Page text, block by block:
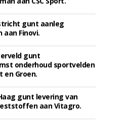
gunt aanleg
Finovi.
gunt
onderhoud sportvelden
en Groen.
gunt levering van
aan Vitagro.